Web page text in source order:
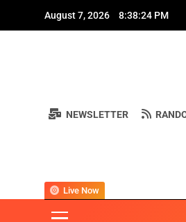
August 7, 2026 8:38:25 PM
NEWSLETTER
Live Now